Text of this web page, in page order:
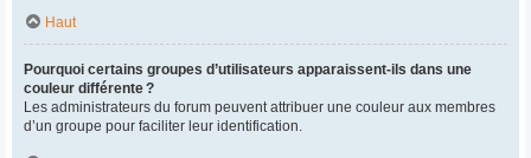
Haut
Pourquoi certains groupes d’utilisateurs apparaissent-ils dans une
couleur différente ?
Les administrateurs du forum peuvent attribuer une couleur aux membres
d’un groupe pour faciliter leur identification.